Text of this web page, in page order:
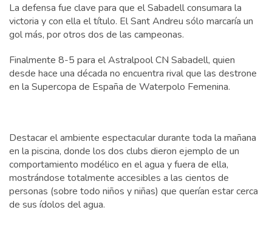
La defensa fue clave para que el Sabadell consumara la
victoria y con ella el título. El Sant Andreu sólo marcaría un
gol más, por otros dos de las campeonas.
Finalmente 8-5 para el Astralpool CN Sabadell, quien
desde hace una década no encuentra rival que las destrone
en la Supercopa de España de Waterpolo Femenina.
Destacar el ambiente espectacular durante toda la mañana
en la piscina, donde los dos clubs dieron ejemplo de un
comportamiento modélico en el agua y fuera de ella,
mostrándose totalmente accesibles a las cientos de
personas (sobre todo niños y niñas) que querían estar cerca
de sus ídolos del agua.